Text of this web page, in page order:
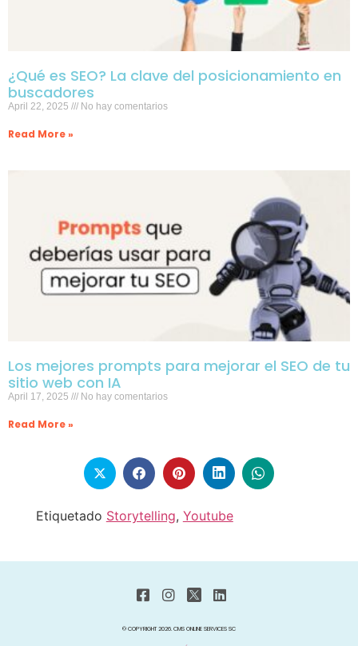
¿Qué es SEO? La clave del posicionamiento en
buscadores
April 22, 2025 No hay comentarios
Read More »
Los mejores prompts para mejorar el SEO de tu
sitio web con IA
April 17, 2025 No hay comentarios
Read More »
Etiquetado Storytelling, Youtube
© COPYRIGHT 2026. CMS ONLINE SERVICES SC